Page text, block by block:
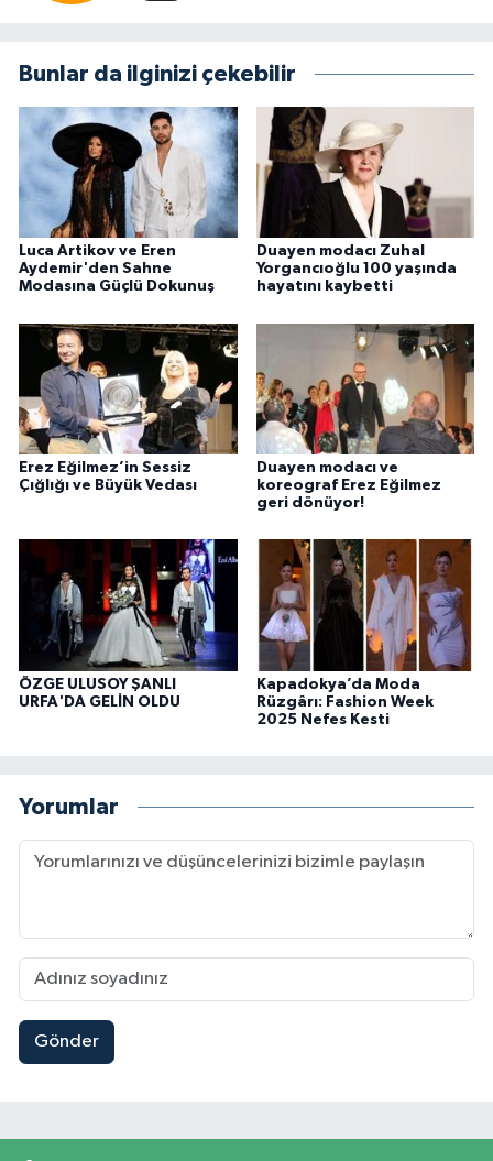
Bunlar da ilginizi çekebilir
Luca Artikov ve Eren
Aydemir'den Sahne
Modasına Güçlü Dokunuş
Duayen modacı Zuhal
Yorgancıoğlu 100 yaşında
hayatını kaybetti
Erez Eğilmez’in Sessiz
Çığlığı ve Büyük Vedası
Duayen modacı ve
koreograf Erez Eğilmez
geri dönüyor!
ÖZGE ULUSOY ŞANLI
URFA'DA GELİN OLDU
Kapadokya’da Moda
Rüzgârı: Fashion Week
2025 Nefes Kesti
Yorumlar
Gönder